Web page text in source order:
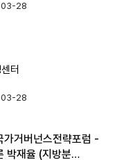
28
터
28
가거버넌스전략포럼 -
박재율 (지방분…